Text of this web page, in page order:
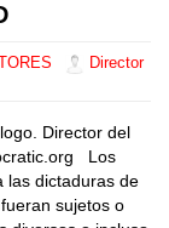
Director
Director del
Los
las dictaduras de
sujetos o